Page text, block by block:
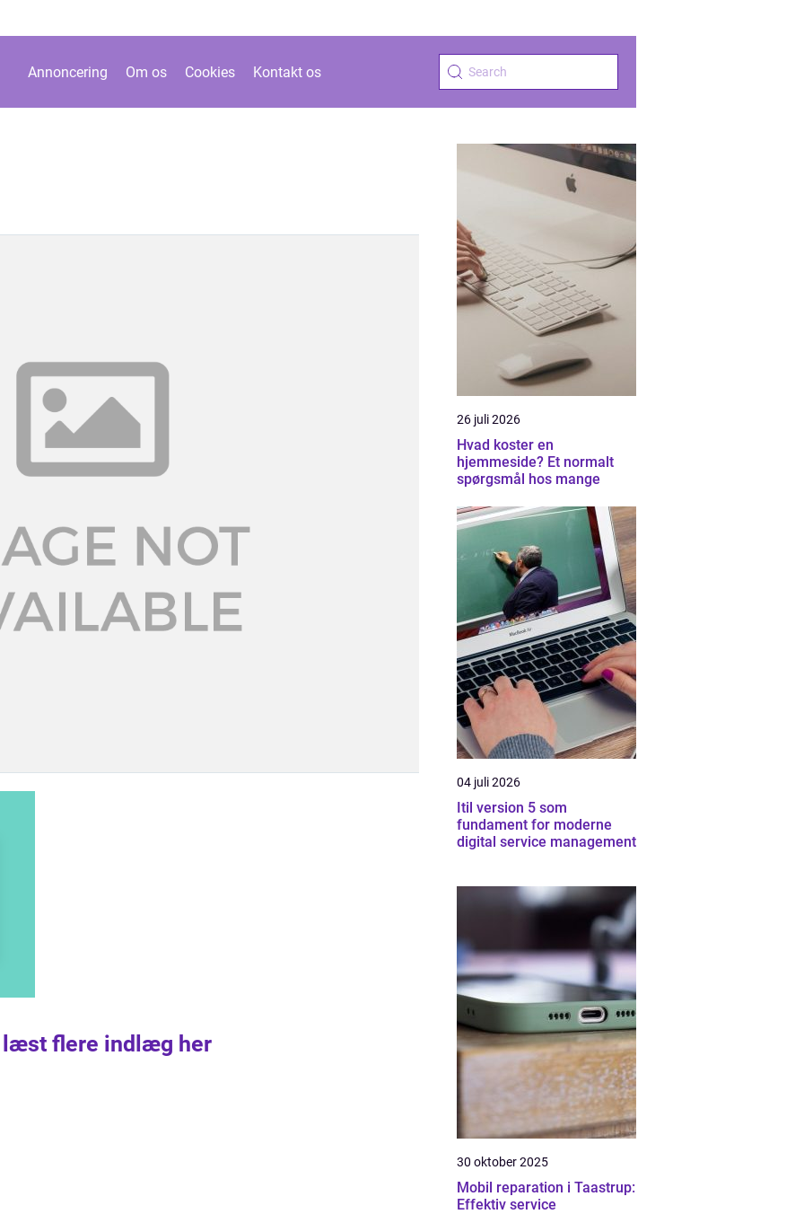
Annoncering Om os Cookies Kontakt os
læst flere indlæg her
26 juli 2026
Hvad koster en
hjemmeside? Et normalt
spørgsmål hos mange
04 juli 2026
Itil version 5 som
fundament for moderne
digital service management
30 oktober 2025
Mobil reparation i Taastrup:
Effektiv service